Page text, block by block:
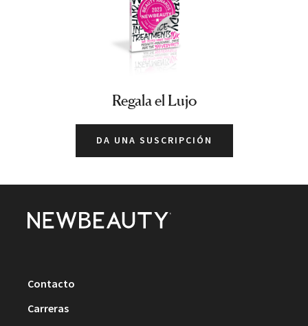
Regala el Lujo
DA UNA SUSCRIPCIÓN
Contacto
Carreras